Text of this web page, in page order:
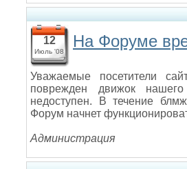
12
Июль '08
На Форуме
Уважаемые посетители
поврежден движок
недоступен. В течение
Форум начнет
Администрация